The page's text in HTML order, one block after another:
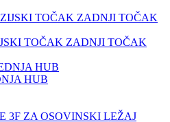
TOČAK ZADNJI TOČAK
HUB